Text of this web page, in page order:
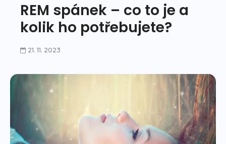
REM spánek – co to je a
kolik ho potřebujete?
21. 11. 2023